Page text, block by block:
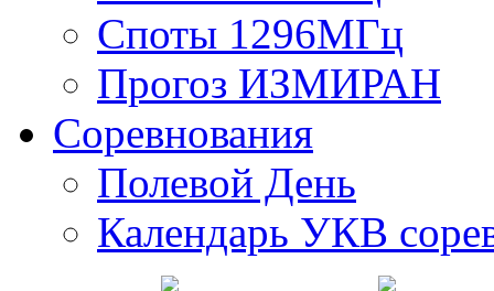
Споты 1296МГц
Прогоз ИЗМИРАН
Соревнования
Полевой День
Календарь УКВ